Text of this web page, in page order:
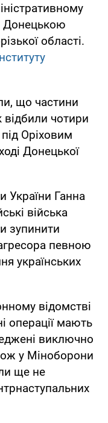
Донецькою
області.
що частини
відбили чотири
Оріховим
Донецької
України Ганна
війська
зупинити
певною
українських
відомстві
операції мають
виключно
у Міноборони
ще не